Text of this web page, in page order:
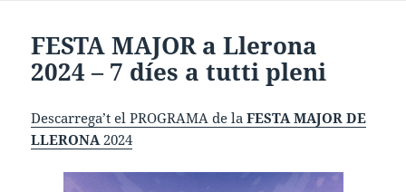
FESTA MAJOR a Llerona
2024 – 7 díes a tutti pleni
Descarrega’t el PROGRAMA de laFESTA MAJOR DE
LLERONA 2024